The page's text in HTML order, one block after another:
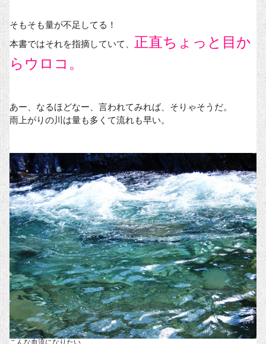
そもそも量が不足してる！
本書ではそれを指摘していて、 正直ちょっと目か
らウロコ。
あー、なるほどなー、言われてみれば、そりゃそうだ。
雨上がりの川は量も多くて流れも早い。